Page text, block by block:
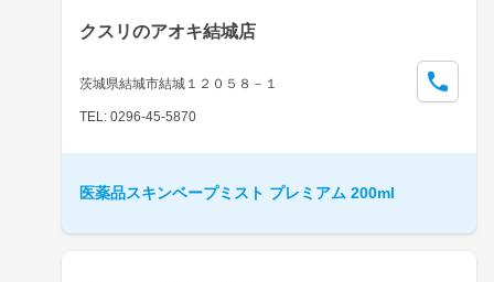
クスリのアオキ結城店
茨城県結城市結城１２０５８－１
TEL: 0296-45-5870
医薬品スキンベープミスト プレミアム 200ml